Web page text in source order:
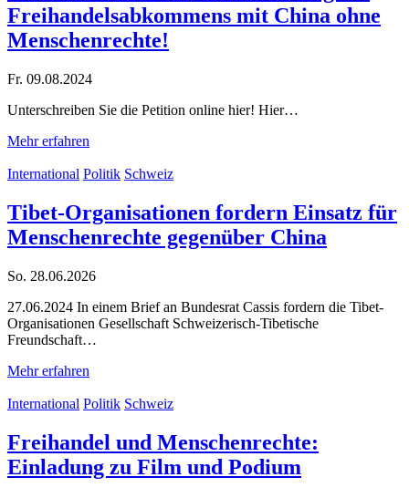
Freihandelsabkommens mit China ohne
Menschenrechte!
Fr. 09.08.2024
Unterschreiben Sie die Petition online hier! Hier…
Mehr erfahren
International Politik Schweiz
Tibet-Organisationen fordern Einsatz für
Menschenrechte gegenüber China
So. 28.06.2026
27.06.2024 In einem Brief an Bundesrat Cassis fordern die Tibet-
Organisationen Gesellschaft Schweizerisch-Tibetische
Freundschaft…
Mehr erfahren
International Politik Schweiz
Freihandel und Menschenrechte:
Einladung zu Film und Podium